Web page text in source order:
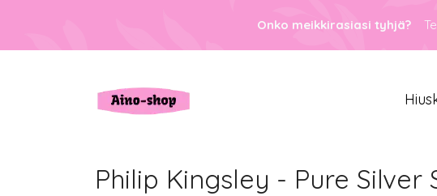
Onko meikkirasiasi tyhjä?
Philip Kingsley - Pure Silver